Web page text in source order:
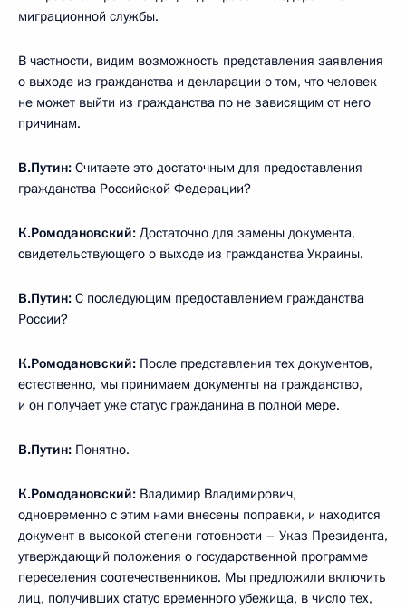
миграционной службы.
В частности, видим возможность представления заявления
о выходе из гражданства и декларации о том, что человек
не может выйти из гражданства по не зависящим от него
причинам.
В.Путин: Считаете это достаточным для предоставления
гражданства Российской Федерации?
К.Ромодановский: Достаточно для замены документа,
свидетельствующего о выходе из гражданства Украины.
В.Путин: С последующим предоставлением гражданства
России?
К.Ромодановский: После представления тех документов,
естественно, мы принимаем документы на гражданство,
и он получает уже статус гражданина в полной мере.
В.Путин: Понятно.
К.Ромодановский: Владимир Владимирович,
одновременно с этим нами внесены поправки, и находится
документ в высокой степени готовности – Указ Президента,
утверждающий положения о государственной программе
переселения соотечественников. Мы предложили включить
лиц, получивших статус временного убежища, в число тех,